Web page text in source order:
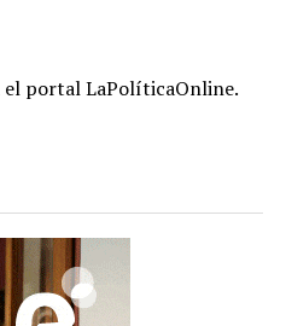
el portal LaPolíticaOnline.